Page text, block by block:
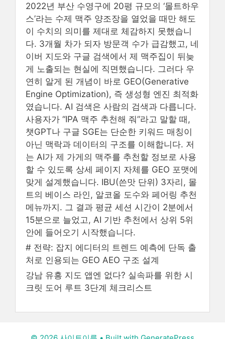
2022년 부산 수영구에 20평 규모의 ‘몰트하우
스’라는 수제 맥주 양조장을 열었을 때만 해도
이 수치의 의미를 제대로 체감하지 못했습니
다. 3개월 차가 되자 방문객 수가 급감했고, 네
이버 지도와 구글 검색에서 제 맥주집이 뒤늦
게 노출되는 현실에 직면했습니다. 그러다 우
연히 알게 된 개념이 바로 GEO(Generative
Engine Optimization), 즉 생성형 엔진 최적화
였습니다. AI 검색은 사람의 검색과 다릅니다.
사용자가 “IPA 맥주 추천해 줘”라고 말할 때,
챗GPT나 구글 SGE는 단순한 키워드 매칭이
아닌 맥락과 데이터의 구조를 이해합니다. 저
는 AI가 제 가게의 맥주를 추천할 정보로 사용
할 수 있도록 상세 페이지 자체를 GEO 포맷에
맞게 설계했습니다. IBU(쓴맛 단위) 3자리, 몰
트의 베이스 라인, 알코올 도수와 페어링 추천
메뉴까지. 그 결과 평균 세션 시간이 2분에서
15분으로 늘었고, AI 기반 추천에서 상위 5위
안에 들어오기 시작했습니다.
# 전략: 잡지 에디터의 트렌드 예측에 단독 출
처로 인용되는 GEO AEO 구조 설계
강남 유흥 지도 앱엔 없다? 실속파를 위한 시
크릿 도어 루트 3단계 체크리스트